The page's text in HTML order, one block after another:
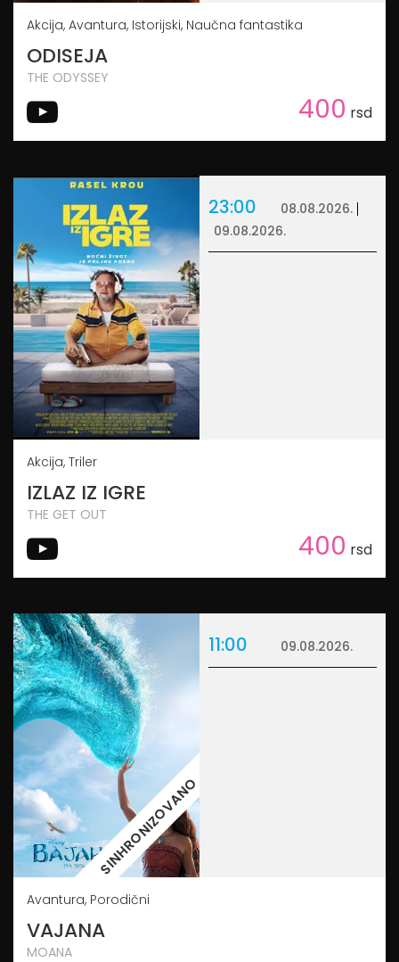
Akcija, Avantura, Istorijski, Naučna fantastika
ODISEJA
THE ODYSSEY
400 rsd
23:00
08.08.2026.
09.08.2026.
Akcija, Triler
IZLAZ IZ IGRE
THE GET OUT
400 rsd
11:00 09.08.2026.
SINHRONIZOVANO
Avantura, Porodični
VAJANA
MOANA